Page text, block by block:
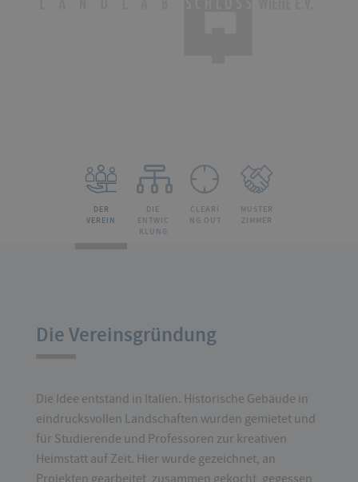
DER
VEREIN
DIE
ENTWIC
KLUNG
CLEARI
NG OUT
MUSTER
ZIMMER
Die Vereinsgründung
Die Idee entstand in Italien. Historische Gebäude in
eindrucksvollen Landschaften wurden gemietet und
für Studierende und Professoren zur kreativen
Heimstatt auf Zeit. Hier wurde gezeichnet, an